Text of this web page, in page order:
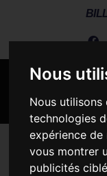
Nous
Nous
technologies
expérience
vous montrer
publicités
Metz Handball >